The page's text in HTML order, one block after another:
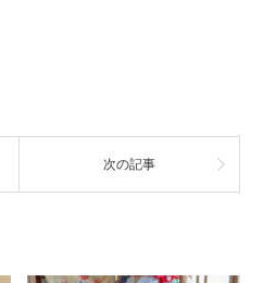
次の記事